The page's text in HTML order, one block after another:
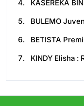
KASEREKA
BULEMO
BETISTA
KINDY Elisha :